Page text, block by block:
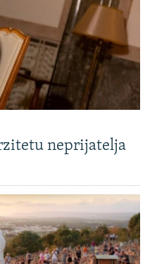
neprijatelja